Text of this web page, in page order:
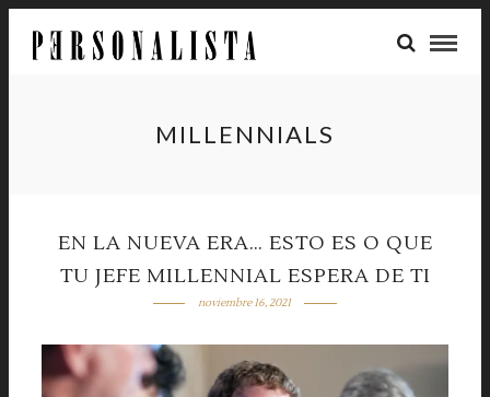
MILLENNIALS
EN LA NUEVA ERA… ESTO ES O QUE
TU JEFE MILLENNIAL ESPERA DE TI
noviembre 16, 2021